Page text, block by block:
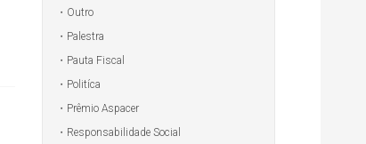
Outro
Palestra
Pauta Fiscal
Politíca
Prêmio Aspacer
Responsabilidade Social